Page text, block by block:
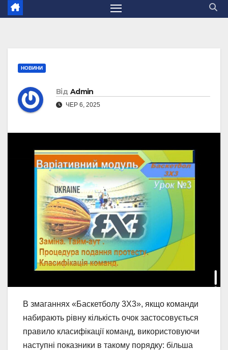
НОВИНИ
Від Admin
ЧЕР 6, 2025
В змаганнях «Баскетболу 3Х3», якщо команди
набирають рівну кількість очок застосовується
правило класифікації команд, використовуючи
наступні показники в такому порядку: більша